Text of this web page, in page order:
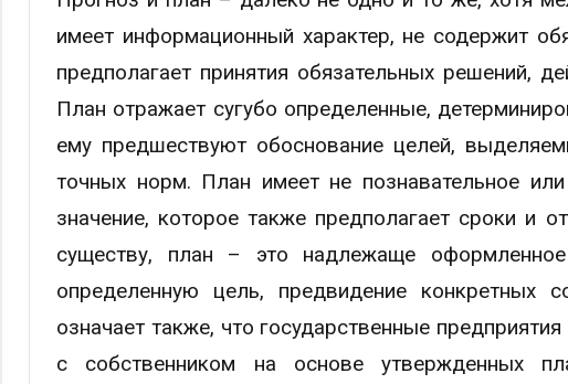
имеет информационный характер, не содержит
предполагает принятия обязательных решений,
План отражает сугубо определенные,
ему предшествуют обоснование целей,
точных норм. План имеет не познавательное
значение, которое также предполагает сроки и
существу, план – это надлежаще
определенную цель, предвидение конкретных
означает также, что государственные
с собственником на основе утвержденных